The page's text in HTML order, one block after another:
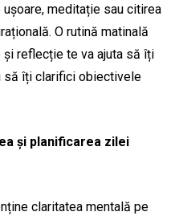
meditație sau citirea
O rutină matinală
reflecție te va ajuta să îți
să îți clarifici obiectivele
și planificarea zilei
claritatea mentală pe